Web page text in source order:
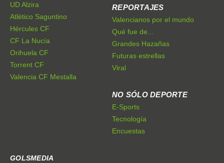
UD Alzira
Atlético Saguntino
Hércules CF
CF La Nucía
Orihuela CF
Torrent CF
Valencia CF Mestalla
REPORTAJES
Valencianos por el mundo
Qué fue de...
Grandes Hazañas
Futuras estrellas
Viral
NO SÓLO DEPORTE
E-Sports
Tecnología
Encuestas
GOLSMEDIA